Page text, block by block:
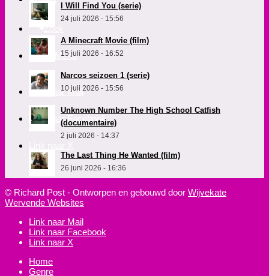
Menu Menu
Link naar Mail
Link naar Facebook
I Will Find You (serie)
24 juli 2026 - 15:56
A Minecraft Movie (film)
15 juli 2026 - 16:52
Narcos seizoen 1 (serie)
10 juli 2026 - 15:56
Unknown Number The High School Catfish
(documentaire)
2 juli 2026 - 14:37
The Last Thing He Wanted (film)
26 juni 2026 - 16:36
© Richard Post - Ontworpen en gebouwd door Wijvekate
Wervende Websites
Link naar Mail
Link naar Facebook
Link naar X
Home
Genre